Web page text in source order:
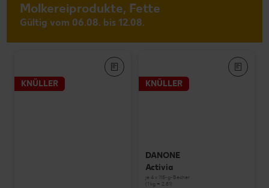
Molkereiprodukte, Fette
Gültig vom 06.08. bis 12.08.
KNÜLLER KNÜLLER
DANONE
Activia
je 4 x 115-g-Becher
(1 kg = 2.81)